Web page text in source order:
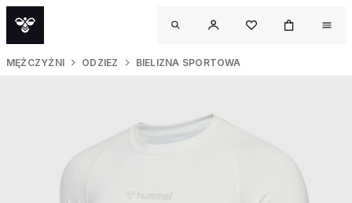
MĘŻCZYŹNI ODZIEZ BIELIZNA SPORTOWA